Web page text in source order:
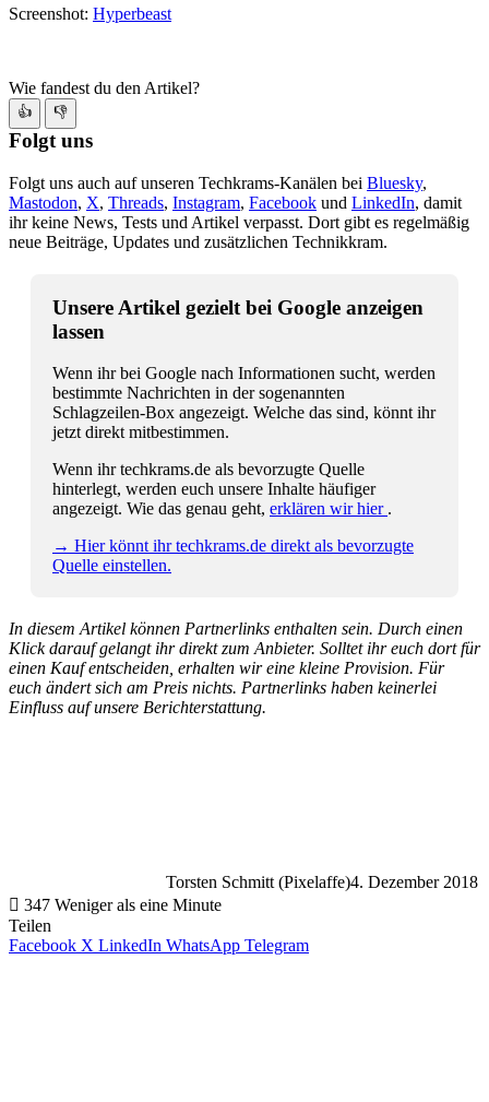
Screenshot: Hyperbeast
Wie fandest du den Artikel?
👍 👎
Folgt uns
Folgt uns auch auf unseren Techkrams-Kanälen bei Bluesky,
Mastodon, X, Threads, Instagram, Facebook und LinkedIn, damit
ihr keine News, Tests und Artikel verpasst. Dort gibt es regelmäßig
neue Beiträge, Updates und zusätzlichen Technikkram.
Unsere Artikel gezielt bei Google anzeigen
lassen
Wenn ihr bei Google nach Informationen sucht, werden
bestimmte Nachrichten in der sogenannten
Schlagzeilen-Box angezeigt. Welche das sind, könnt ihr
jetzt direkt mitbestimmen.
Wenn ihr techkrams.de als bevorzugte Quelle
hinterlegt, werden euch unsere Inhalte häufiger
angezeigt. Wie das genau geht, erklären wir hier .
→ Hier könnt ihr techkrams.de direkt als bevorzugte
Quelle einstellen.
In diesem Artikel können Partnerlinks enthalten sein. Durch einen
Klick darauf gelangt ihr direkt zum Anbieter. Solltet ihr euch dort für
einen Kauf entscheiden, erhalten wir eine kleine Provision. Für
euch ändert sich am Preis nichts. Partnerlinks haben keinerlei
Einfluss auf unsere Berichterstattung.
Torsten Schmitt (Pixelaffe)4. Dezember 2018
347 Weniger als eine Minute
Teilen
Facebook X LinkedIn WhatsApp Telegram